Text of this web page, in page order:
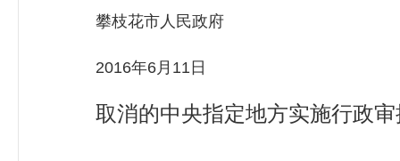
攀枝花市人民政府
2016年6月11日
取消的中央指定地方实施行政